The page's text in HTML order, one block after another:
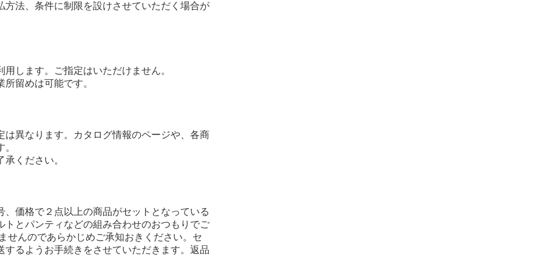
法、条件に制限を設けさせていただく場合が
します。ご指定はいただけません。
留めは可能です。
は異なります。カタログ情報のページや、各商
ください。
価格で２点以上の商品がセットとなっている
とパンティなどの組み合わせのおつもりでご
せんのであらかじめご承知おきください。セ
るようお手続きをさせていただきます。返品